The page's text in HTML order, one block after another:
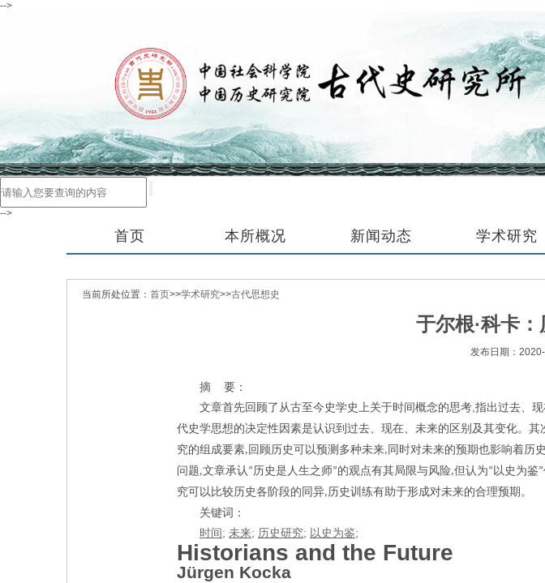
-->
-->
首页 本所概况 新闻动态 学术研究
当前所处位置： 首页>>学术研究>>古代思想史
于尔根·科卡
发布日期：
摘
要：
文章首先回顾了从古至今史学史上关于时间概念的思考,指出过去、
代史学思想的决定性因素是认识到过去、现在、未来的区别及其变化。其
究的组成要素, 回顾历史可以预测多种未来, 同时对未来的预期也影响着历
问题,文章承认 “历史是人生之师”的观点有其局限与风险,但认为“ 以史为鉴”
究可以比较历史各阶段的同异,历史训练有助于形成对未来的合理预期。
关键词：
时间 ; 未来; 历史研究; 以史为鉴;
Historians and the Future
Jürgen Kocka